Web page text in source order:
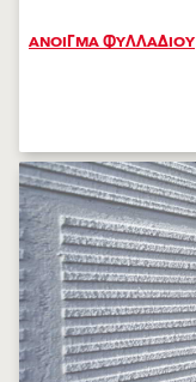
ΑΝΟΙΓΜΑ ΦΥΛΛΑΔΙΟΥ